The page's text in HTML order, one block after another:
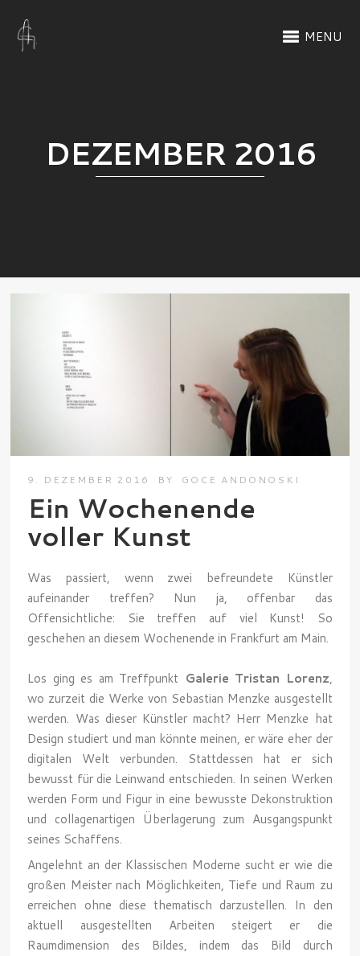
MENU
DEZEMBER 2016
9. DEZEMBER 2016 BY GOCE ANDONOSKI
Ein Wochenende
voller Kunst
Was passiert, wenn zwei befreundete Künstler
aufeinander treffen? Nun ja, offenbar das
Offensichtliche: Sie treffen auf viel Kunst! So
geschehen an diesem Wochenende in Frankfurt am Main.
Los ging es am Treffpunkt Galerie Tristan Lorenz,
wo zurzeit die Werke von Sebastian Menzke ausgestellt
werden. Was dieser Künstler macht? Herr Menzke hat
Design studiert und man könnte meinen, er wäre eher der
digitalen Welt verbunden. Stattdessen hat er sich
bewusst für die Leinwand entschieden. In seinen Werken
werden Form und Figur in eine bewusste Dekonstruktion
und collagenartigen Überlagerung zum Ausgangspunkt
seines Schaffens.
Angelehnt an der Klassischen Moderne sucht er wie die
großen Meister nach Möglichkeiten, Tiefe und Raum zu
erreichen ohne diese thematisch darzustellen. In den
aktuell ausgestellten Arbeiten steigert er die
Raumdimension des Bildes, indem das Bild durch